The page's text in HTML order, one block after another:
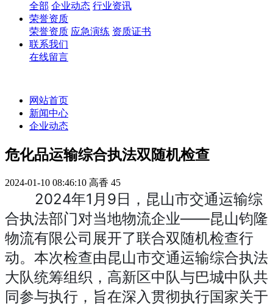
全部 企业动态 行业资讯
荣誉资质
荣誉资质 应急演练 资质证书
联系我们
在线留言
网站首页
新闻中心
企业动态
危化品运输综合执法双随机检查
2024-01-10 08:46:10 高香 45
2024年1月9日，昆山市交通运输综
合执法部门对当地物流企业——昆山钧隆
物流有限公司展开了联合双随机检查行
动。本次检查由昆山市交通运输综合执法
大队统筹组织，高新区中队与巴城中队共
同参与执行，旨在深入贯彻执行国家关于